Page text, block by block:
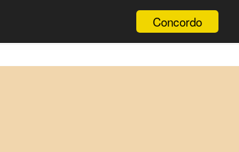
Concordo